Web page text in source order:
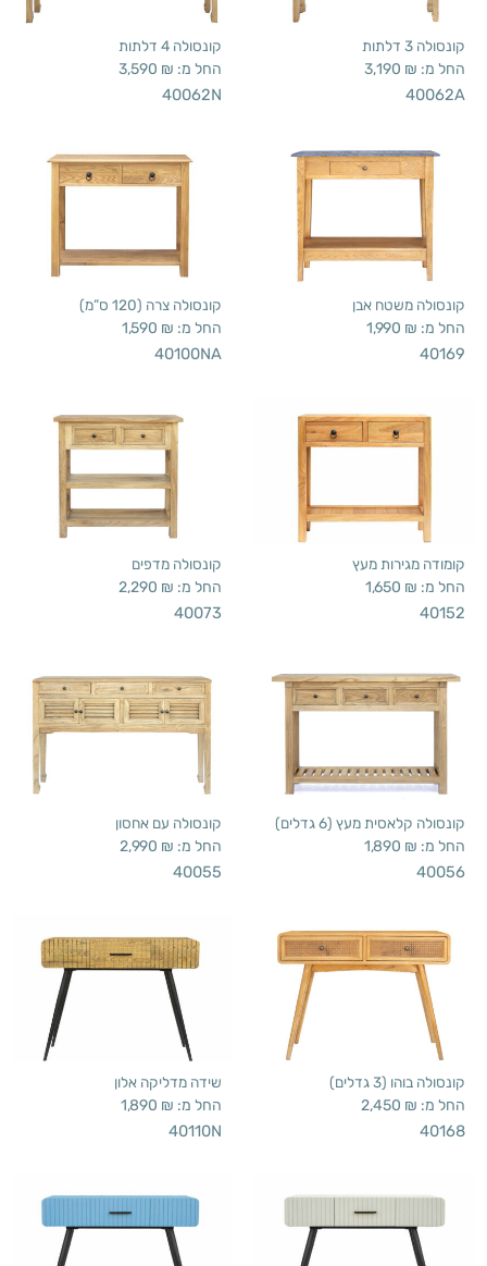
קונסולה 3 דלתות
החל מ: 3,190 ₪
40062A
קונסולה 4 דלתות
החל מ: 3,590 ₪
40062N
קונסולה משטח אבן
החל מ: 1,990 ₪
40169
קונסולה צרה (120 ס”מ)
החל מ: 1,590 ₪
40100NA
קומודה מגירות מעץ
החל מ: 1,650 ₪
40152
קונסולה מדפים
החל מ: 2,290 ₪
40073
קונסולה קלאסית מעץ (6 גדלים)
החל מ: 1,890 ₪
40056
קונסולה עם אחסון
החל מ: 2,990 ₪
40055
קונסולה בוהו (3 גדלים)
החל מ: 2,450 ₪
40168
שידה מדליקה אלון
החל מ: 1,890 ₪
40110N